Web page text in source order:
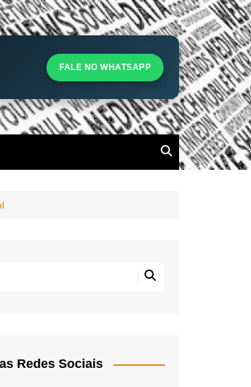
FALE NO WHATSAPP
Redes Sociais